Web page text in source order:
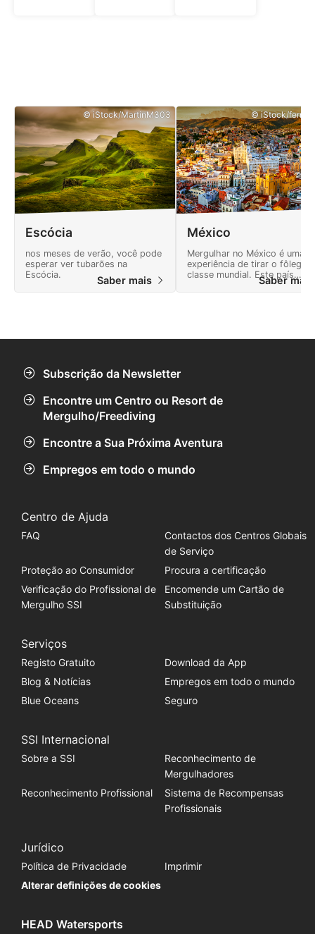
© iStock/MartinM303
Escócia
nos meses de verão, você pode
esperar ver tubarões na
Escócia.
Saber mais
© iStock/
México
Mergulhar no México é uma
experiência de tirar o fôlego,
classe mundial. Este país
oferece muitas aventuras e
paisagem cheia de maravilhas
Saber
Subscrição da Newsletter
Encontre um Centro ou Resort de
Mergulho/Freediving
Encontre a Sua Próxima Aventura
Empregos em todo o mundo
Centro de Ajuda
FAQ
Contactos dos Centros Globais
de Serviço
Proteção ao Consumidor
Procura a certificação
Verificação do Profissional de
Mergulho SSI
Encomende um Cartão de
Substituição
Serviços
Registo Gratuito
Download da App
Blog & Notícias
Empregos em todo o mundo
Blue Oceans
Seguro
SSI Internacional
Sobre a SSI
Reconhecimento de
Mergulhadores
Reconhecimento Profissional
Sistema de Recompensas
Profissionais
Jurídico
Política de Privacidade
Imprimir
Alterar definições de cookies
HEAD Watersports